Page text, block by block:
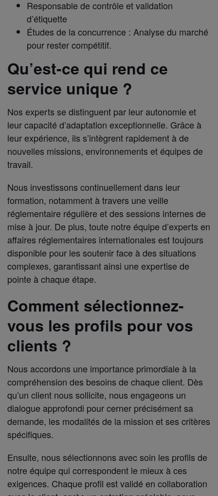
Responsable de contrôle et validation
d’étiquette
Études de la concurrence : Analyse du marché
pour rester compétitif.
Qu’est-ce qui rend ce
service unique ?
Nos experts se distinguent par leur autonomie et
leur capacité d’adaptation exceptionnelle. Grâce à
leur expérience, ils s’intègrent rapidement à de
nouvelles missions, environnements et équipes de
travail.
Nous investissons continuellement dans leur
formation, notamment à travers une veille
réglementaire régulière et des sessions internes de
mise à jour. De plus, toute notre équipe d’experts en
affaires réglementaires internationales est toujours
disponible pour les soutenir face à des situations
complexes, garantissant ainsi une expertise de
pointe à chaque étape.
Comment sélectionnez-
vous les profils pour vos
clients ?
Nous accordons une importance primordiale à la
compréhension des besoins de chaque client. Dès
qu’un client nous sollicite, nous engageons un
dialogue approfondi pour cerner précisément sa
demande, les modalités de la mission et ses critères
spécifiques.
Ensuite, nous sélectionnons avec soin les profils de
notre équipe qui correspondent le mieux à ces
exigences. Chaque profil est validé en collaboration